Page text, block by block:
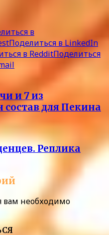
в
Поделиться в LinkedIn
в RedditПоделиться
и 7 из
для Пекина
Реплика
вам необходимо